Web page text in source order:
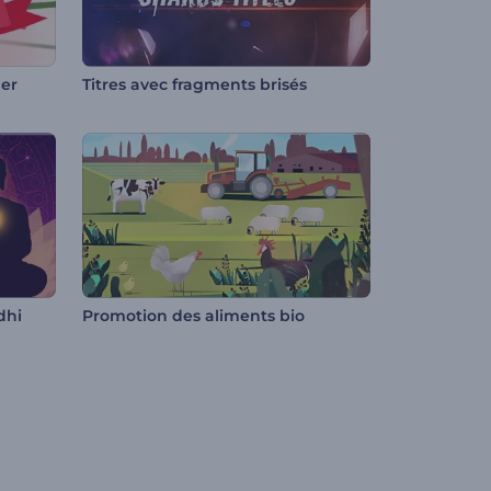
Titres avec fragments brisés
Promotion des aliments bio